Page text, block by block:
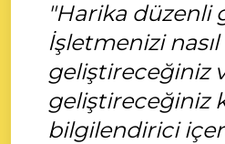
"Harika düzenli
İşletmenizi nasıl
geliştireceğiniz
geliştireceğiniz
bilgilendirici